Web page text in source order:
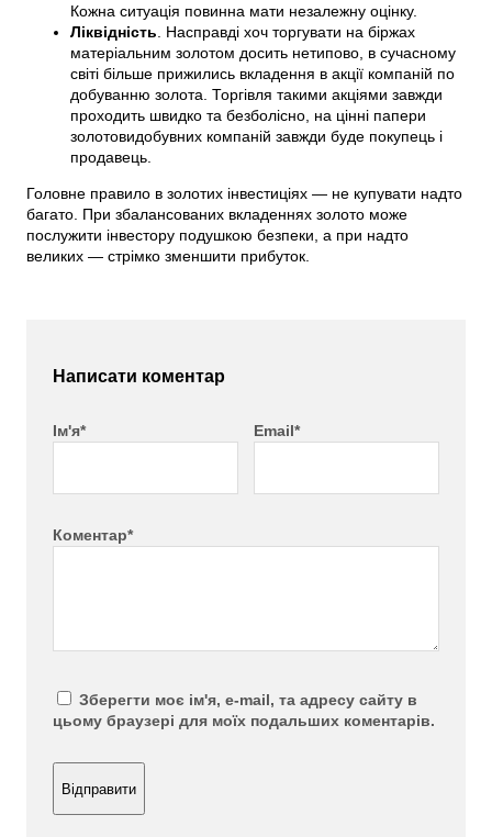
Кожна ситуація повинна мати незалежну оцінку.
Ліквідність . Насправді хоч торгувати на біржах
матеріальним золотом досить нетипово, в сучасному
світі більше прижились вкладення в акції компаній по
добуванню золота. Торгівля такими акціями завжди
проходить швидко та безболісно, на цінні папери
золотовидобувних компаній завжди буде покупець і
продавець.
Головне правило в золотих інвестиціях — не купувати надто
багато. При збалансованих вкладеннях золото може
послужити інвестору подушкою безпеки, а при надто
великих — стрімко зменшити прибуток.
Написати коментар
Ім'я* Email*
Коментар*
Зберегти моє ім'я, e-mail, та адресу сайту в
цьому браузері для моїх подальших коментарів.